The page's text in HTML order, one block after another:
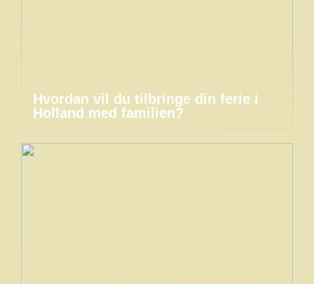
Hvordan vil du tilbringe din ferie i
Holland med familien?